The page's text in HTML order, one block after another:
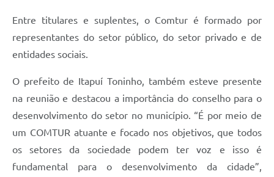
Entre titulares e suplentes, o Comtur é formado por
representantes do setor público, do setor privado e de
entidades sociais.
O prefeito de Itapuí Toninho, também esteve presente
na reunião e destacou a importância do conselho para o
desenvolvimento do setor no município. “É por meio de
um COMTUR atuante e focado nos objetivos, que todos
os setores da sociedade podem ter voz e isso é
fundamental para o desenvolvimento da cidade”,